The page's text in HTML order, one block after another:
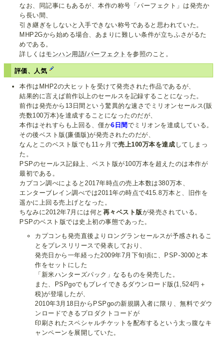
なお、同記事にもあるが、本作の称号「パーフェクト」は発売か
ら長い間、
引き継ぎをしないと入手できない称号であると思われていた。
MHP2Gから始める場合、あまりに難しい条件が立ちふさがるた
めである。
詳しくはモンハン用語/パーフェクト を参照のこと。
評価、人気
本作はMHP2の大ヒットを受けて発売された作品であるが、
結果的に言えば前作以上のセールスを記録することになった。
前作は発売から13日間という驚異的な速さでミリオンセールス(販
売数100万本)を達成することになったのだが、
本作はそれすらも上回る、僅か6日間 でミリオンを達成している。
その後ベスト版(廉価版)が発売されたのだが、
なんとこのベスト版でも11ヶ月で売上100万本を達成 してしまっ
た。
PSPのセールス記録上、ベスト版が100万本を超えたのは本作が
最初である。
カプコン調べによると2017年時点の売上本数は380万本、
エンターブレイン調べでは2011年の時点で415.8万本と、旧作を
遥かに上回る売上げとなった。
ちなみに2012年7月には何と 再々ベスト版が発売されている。
PSPのベスト版では史上初の事態であった。
カプコンも発売直後よりロングランセールスが予感されるこ
とをプレスリリースで発表しており、
発売日から一年経った2009年7月下旬頃に、PSP-3000と本
作をセットにした
「新米ハンターズパック」なるものを発売した。
また、PSPgoでもプレイできるダウンロード版(1,524円＋
税)が登場したが、
2010年3月18日からPSPgoの新規購入者に限り、無料でダウ
ンロードできるプロダクトコードが
印刷されたスペシャルチケットを配布するという太っ腹なキ
ャンペーンを展開していた。